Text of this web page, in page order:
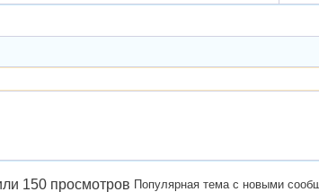
Популярная тема с новыми